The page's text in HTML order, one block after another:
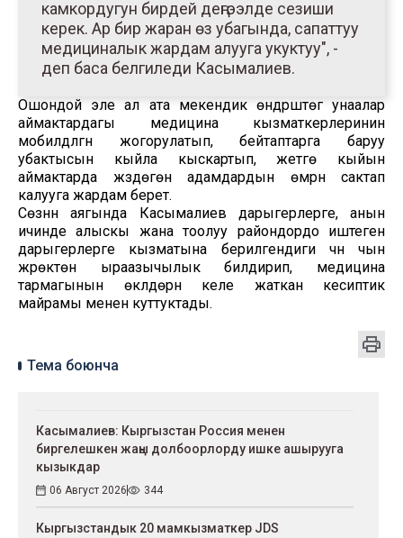
камкордугун бирдей деңгээлде сезиши
керек. Ар бир жаран өз убагында, сапаттуу
медициналык жардам алууга укуктуу", -
деп баса белгиледи Касымалиев.
Ошондой эле ал ата мекендик өндүрүштөгү унаалар
аймактардагы медицина кызматкерлеринин
мобилдүүлүгүн жогорулатып, бейтаптарга баруу
убактысын кыйла кыскартып, жетүүгө кыйын
аймактарда жүздөгөн адамдардын өмүрүн сактап
калууга жардам берет.
Сөзүнүн аягында Касымалиев дарыгерлерге, анын
ичинде алыскы жана тоолуу райондордо иштеген
дарыгерлерге кызматына берилгендиги үчүн чын
жүрөктөн ыраазычылык билдирип, медицина
тармагынын өкүлдөрүн келе жаткан кесиптик
майрамы менен куттуктады.
Тема боюнча
Касымалиев: Кыргызстан Россия менен
биргелешкен жаңы долбоорлорду ишке ашырууга
кызыкдар
06 Август 2026 344
Кыргызстандык 20 мамкызматкер JDS